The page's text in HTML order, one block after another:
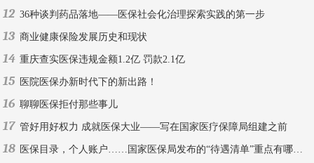
12 36种谈判药品落地——医保社会化治理探索实践的第一步
13 商业健康保险发展历史和现状
14 重庆查实医保违规金额1.2亿 罚款2.1亿
15 医院医保办新时代下的新出路！
16 聊聊医保拒付那些事儿
17 管好用好权力 成就医保大业——写在国家医疗保障局组建之前
18 医保目录，个人账户……国家医保局发布的“待遇清单”重点有哪些？